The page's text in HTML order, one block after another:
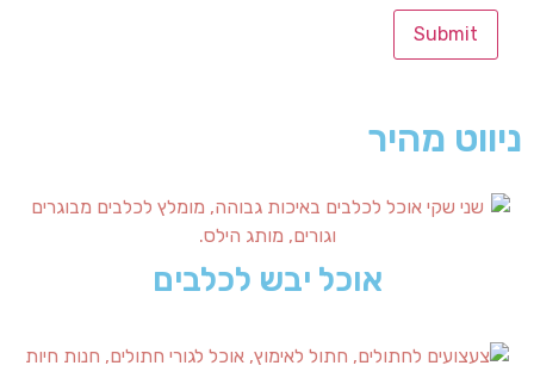
ניווט מהיר
אוכל יבש לכלבים